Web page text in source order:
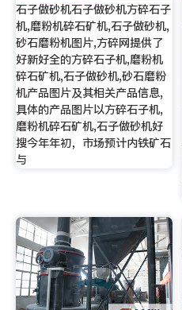
石子做砂机石子做砂机方碎石子
机,磨粉机碎石矿机,石子做砂机,
砂石磨粉机图片,方碎网提供了
好新好全的方碎石子机,磨粉机
碎石矿机,石子做砂机,砂石磨粉
机产品图片及其相关产品信息,
具体的产品图片以方碎石子机,
磨粉机碎石矿机,石子做砂机好
搜今年年初，市场预计内铁矿石
与